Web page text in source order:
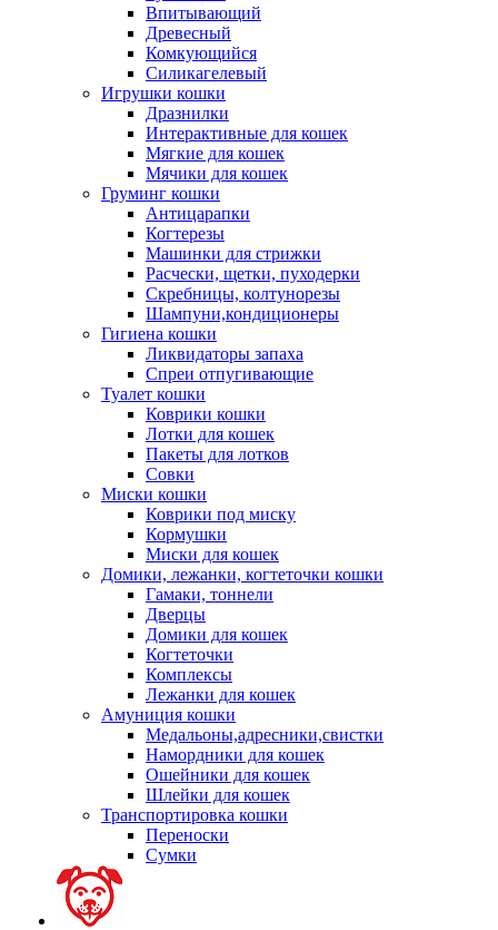
Впитывающий
Древесный
Комкующийся
Силикагелевый
Игрушки кошки
Дразнилки
Интерактивные для кошек
Мягкие для кошек
Мячики для кошек
Груминг кошки
Антицарапки
Когтерезы
Машинки для стрижки
Расчески, щетки, пуходерки
Скребницы, колтунорезы
Шампуни,кондиционеры
Гигиена кошки
Ликвидаторы запаха
Спреи отпугивающие
Туалет кошки
Коврики кошки
Лотки для кошек
Пакеты для лотков
Совки
Миски кошки
Коврики под миску
Кормушки
Миски для кошек
Домики, лежанки, когтеточки кошки
Гамаки, тоннели
Дверцы
Домики для кошек
Когтеточки
Комплексы
Лежанки для кошек
Амуниция кошки
Медальоны,адресники,свистки
Намордники для кошек
Ошейники для кошек
Шлейки для кошек
Транспортировка кошки
Переноски
Сумки